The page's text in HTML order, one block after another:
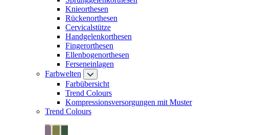
Knieorthesen
Rückenorthesen
Cervicalstütze
Handgelenkorthesen
Fingerorthesen
Ellenbogenorthesen
Ferseneinlagen
Farbwelten
Farbübersicht
Trend Colours
Kompressionsversorgungen mit Muster
Trend Colours